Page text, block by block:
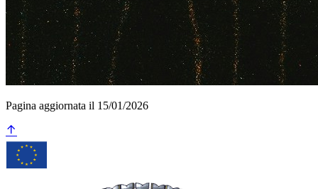
Pagina aggiornata il 15/01/2026